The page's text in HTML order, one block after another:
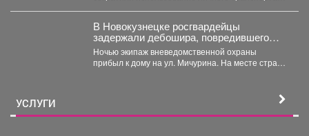
В Новокузнецке росгвардейцы
задержали дебошира, повредившего
окно и дверь квартиры сожительницы
Ночью экипаж вневедомственной охраны
прибыл к дому на ул. Мичурина. На месте стражи
УСЛУГИ